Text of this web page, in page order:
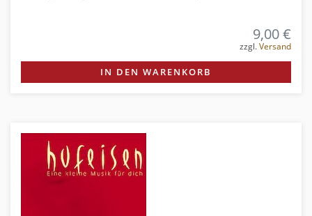
9,00 €
zzgl.Versand
IN DEN WARENKORB